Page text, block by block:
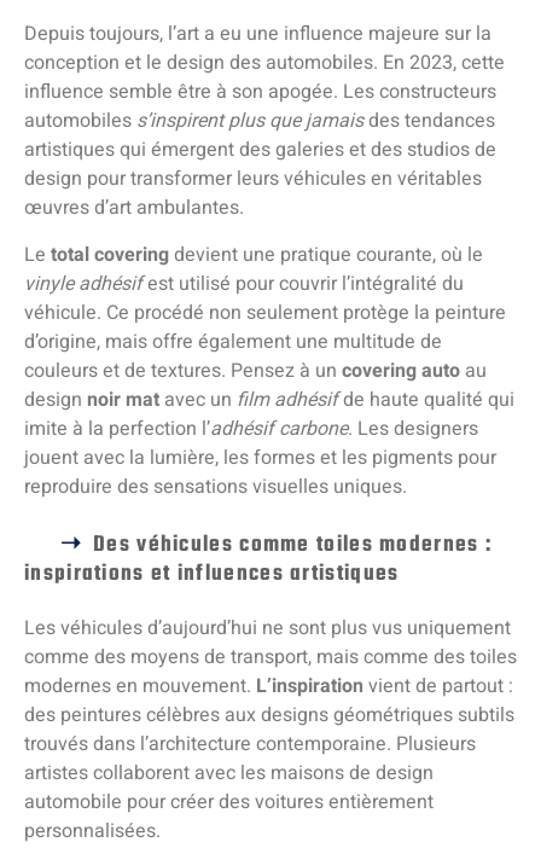
Depuis toujours, l’art a eu une influence majeure sur la
conception et le design des automobiles. En 2023, cette
influence semble être à son apogée. Les constructeurs
automobiles s’inspirent plus que jamaisdes tendances
artistiques qui émergent des galeries et des studios de
design pour transformer leurs véhicules en véritables
œuvres d’art ambulantes.
Le total coveringdevient une pratique courante, où le
vinyle adhésifest utilisé pour couvrir l’intégralité du
véhicule. Ce procédé non seulement protège la peinture
d’origine, mais offre également une multitude de
couleurs et de textures. Pensez à un covering auto au
design noir mat avec un film adhésifde haute qualité qui
imite à la perfection l’adhésif carbone. Les designers
jouent avec la lumière, les formes et les pigments pour
reproduire des sensations visuelles uniques.
Des véhicules comme toiles modernes :
inspirations et influences artistiques
Les véhicules d’aujourd’hui ne sont plus vus uniquement
comme des moyens de transport, mais comme des toiles
modernes en mouvement. L’inspiration vient de partout :
des peintures célèbres aux designs géométriques subtils
trouvés dans l’architecture contemporaine. Plusieurs
artistes collaborent avec les maisons de design
automobile pour créer des voitures entièrement
personnalisées.